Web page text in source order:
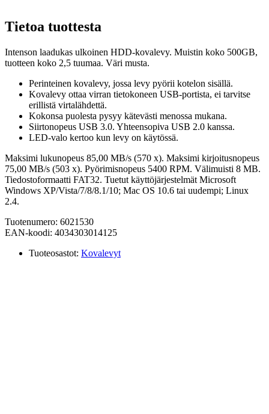
Tietoa tuottesta
Intenson laadukas ulkoinen HDD-kovalevy. Muistin koko 500GB,
tuotteen koko 2,5 tuumaa. Väri musta.
Perinteinen kovalevy, jossa levy pyörii kotelon sisällä.
Kovalevy ottaa virran tietokoneen USB-portista, ei tarvitse
erillistä virtalähdettä.
Kokonsa puolesta pysyy kätevästi menossa mukana.
Siirtonopeus USB 3.0. Yhteensopiva USB 2.0 kanssa.
LED-valo kertoo kun levy on käytössä.
Maksimi lukunopeus 85,00 MB/s (570 x). Maksimi kirjoitusnopeus
75,00 MB/s (503 x). Pyörimisnopeus 5400 RPM. Välimuisti 8 MB.
Tiedostoformaatti FAT32. Tuetut käyttöjärjestelmät Microsoft
Windows XP/Vista/7/8/8.1/10; Mac OS 10.6 tai uudempi; Linux
2.4.
Tuotenumero: 6021530
EAN-koodi: 4034303014125
Tuoteosastot: Kovalevyt